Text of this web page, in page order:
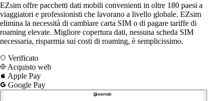
EZsim offre pacchetti dati mobili convenienti in oltre 180 paesi a
viaggiatori e professionisti che lavorano a livello globale. EZsim
elimina la necessità di cambiare carta SIM o di pagare tariffe di
roaming elevate. Migliore copertura dati, nessuna scheda SIM
necessaria, risparmia sui costi di roaming, è semplicissimo.
Verificato
Acquisto web
Apple Pay
Google Pay